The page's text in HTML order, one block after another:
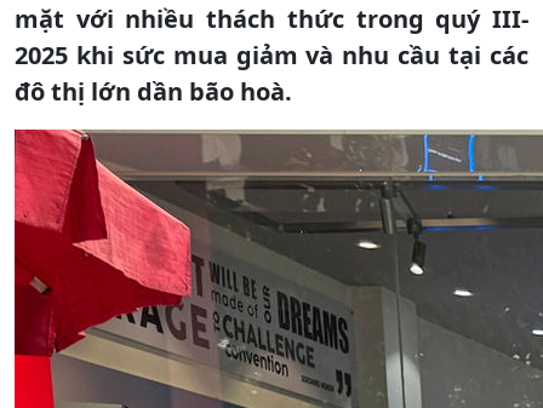
mặt với nhiều thách thức trong quý III-
2025 khi sức mua giảm và nhu cầu tại các
đô thị lớn dần bão hoà.